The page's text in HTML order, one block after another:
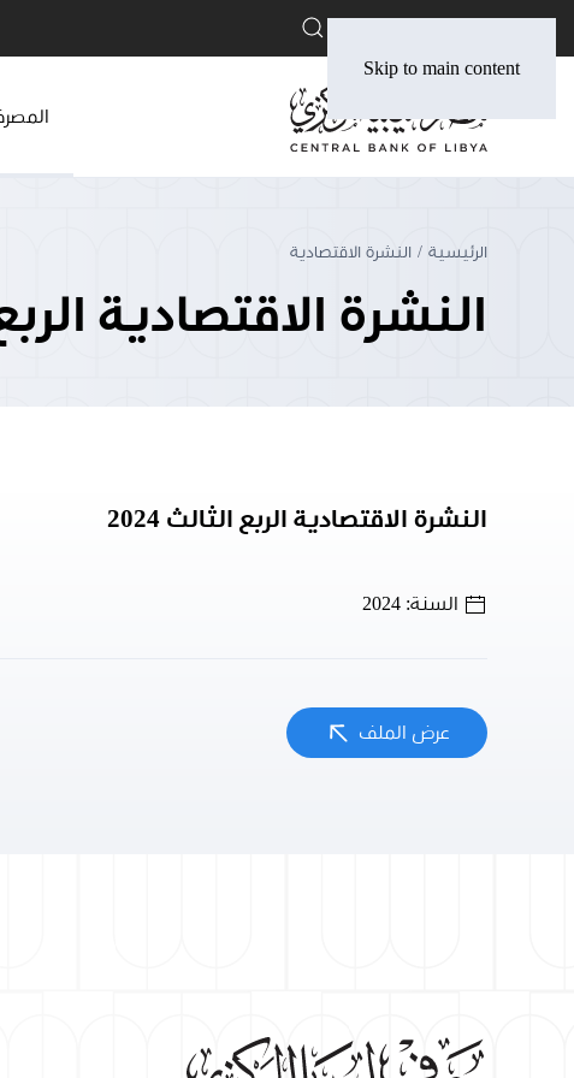
Skip to main content
الرئيسية النشرة الاقتصادية
النشرة الاقتصادية الربع
النشرة الاقتصادية الربع الثالث 2024
السنة: 2024
عرض الملف